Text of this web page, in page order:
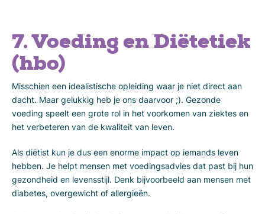
7. Voeding en Diëtetiek
(hbo)
Misschien een idealistische opleiding waar je niet direct aan
dacht. Maar gelukkig heb je ons daarvoor ;). Gezonde
voeding speelt een grote rol in het voorkomen van ziektes en
het verbeteren van de kwaliteit van leven.
Als diëtist kun je dus een enorme impact op iemands leven
hebben. Je helpt mensen met voedingsadvies dat past bij hun
gezondheid en levensstijl. Denk bijvoorbeeld aan mensen met
diabetes, overgewicht of allergieën.